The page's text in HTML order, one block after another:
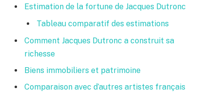
Estimation de la fortune de Jacques Dutronc
Tableau comparatif des estimations
Comment Jacques Dutronc a construit sa
richesse
Biens immobiliers et patrimoine
Comparaison avec d’autres artistes français